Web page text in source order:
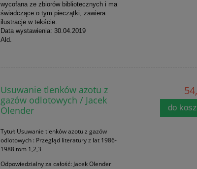
wycofana ze zbiorów bibliotecznych i ma
świadczące o tym pieczątki, zawiera
ilustracje w tekście.
Data wystawienia: 30.04.2019
Ald.
Usuwanie tlenków azotu z
gazów odlotowych / Jacek
Olender
Tytuł: Usuwanie tlenków azotu z gazów
odlotowych : Przegląd literatury z lat 1986-
1988 tom 1,2,3
Odpowiedzialny za całość: Jacek Olender
do